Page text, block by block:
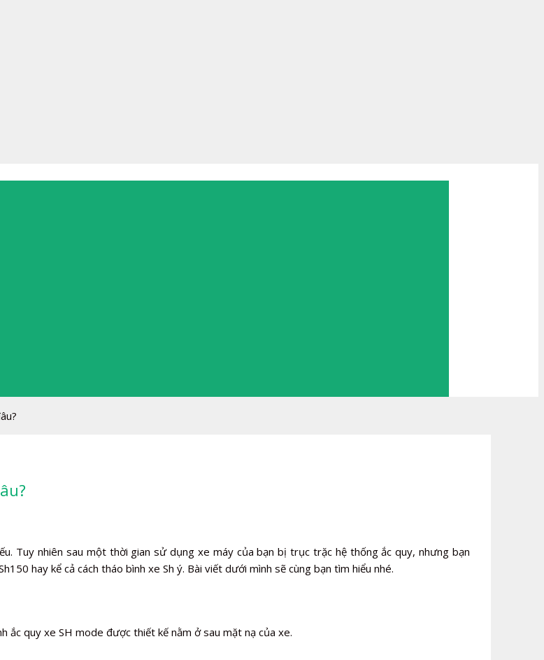
Tuy nhiên sau một thời gian sử dụng xe máy của bạn bị trục trặc hệ thống ắc quy, nhưng bạn
hay kể cả cách tháo bình xe Sh ý. Bài viết dưới mình sẽ cùng bạn tìm hiểu nhé.
ắc quy xe SH mode được thiết kế nằm ở sau mặt nạ của xe.